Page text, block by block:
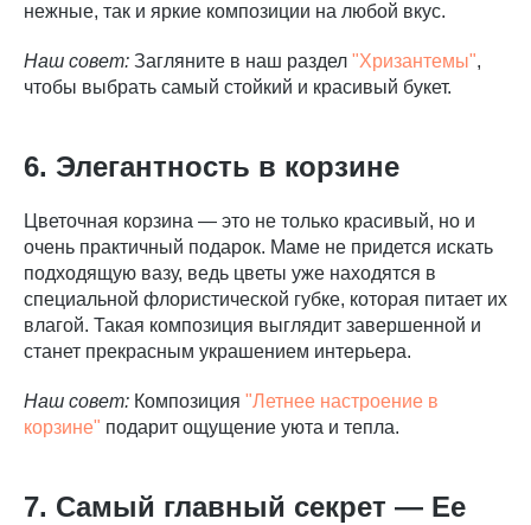
нежные, так и яркие композиции на любой вкус.
Наш совет: Загляните в наш раздел "Хризантемы",
чтобы выбрать самый стойкий и красивый букет.
6. Элегантность в корзине
Цветочная корзина — это не только красивый, но и
очень практичный подарок. Маме не придется искать
подходящую вазу, ведь цветы уже находятся в
специальной флористической губке, которая питает их
влагой. Такая композиция выглядит завершенной и
станет прекрасным украшением интерьера.
Наш совет: Композиция "Летнее настроение в
корзине" подарит ощущение уюта и тепла.
7. Самый главный секрет — Ее